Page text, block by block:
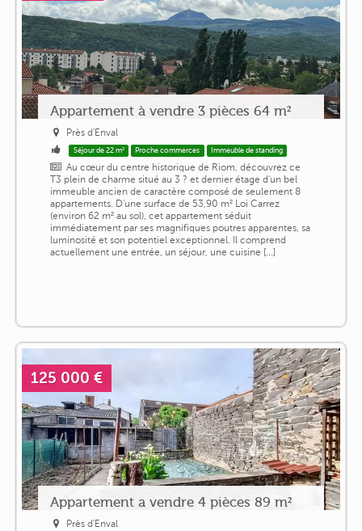
Appartement à vendre 3 pièces 64 m²
Près d'Enval
Séjour de 22 m² Proche commerces Immeuble de standing
Au cœur du centre historique de Riom, découvrez ce
T3 plein de charme situé au 3 ? et dernier étage d'un bel
immeuble ancien de caractère composé de seulement 8
appartements. D'une surface de 53,90 m² Loi Carrez
(environ 62 m² au sol), cet appartement séduit
immédiatement par ses magnifiques poutres apparentes, sa
luminosité et son potentiel exceptionnel. Il comprend
actuellement une entrée, un séjour, une cuisine [...]
125 000 €
Appartement a vendre 4 pièces 89 m²
Près d'Enval